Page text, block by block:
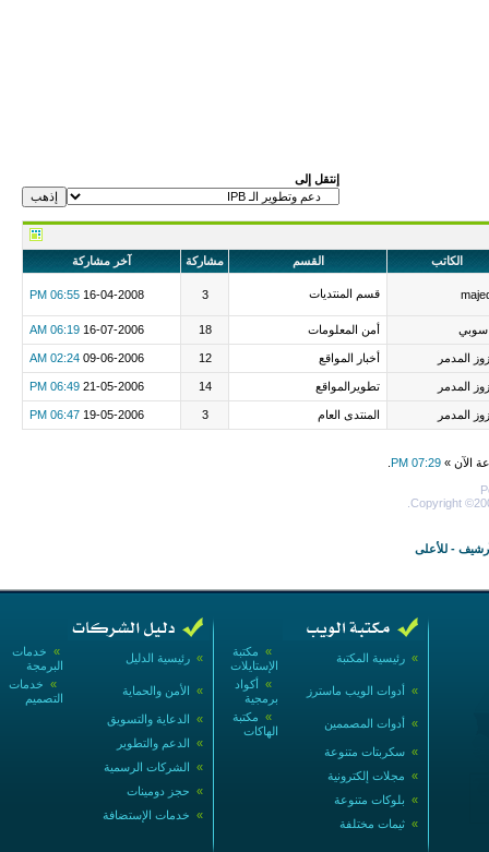
إنتقل إلى
الكاتب القسم مشاركة آخر مشاركة
قسم المنتديات 3
16-04-2008
06:55 PM
أمن المعلومات 18
16-07-2006
06:19 AM
المدمر أخبار المواقع 12
09-06-2006
02:24 AM
المدمر تطويرالمواقع 14
21-05-2006
06:49 PM
المدمر المنتدى العام 3
19-05-2006
06:47 PM
الآن » 07:29 PM
Copyright
- للأعلى
» خدمات
البرمجة
» رئيسية الدليل
» خدمات
التصميم
» الأمن والحماية
» الدعاية والتسويق
» الدعم والتطوير
» الشركات الرسمية
» حجز دومينات
» خدمات الإستضافة
» مكتبة
الإستايلات
» رئيسية المكتبة
» أكواد
برمجية
» أدوات الويب ماسترز
» مكتبة
الهاكات
» أدوات المصممين
» سكربتات متنوعة
» مجلات إلكترونية
» بلوكات متنوعة
» ثيمات مختلفة